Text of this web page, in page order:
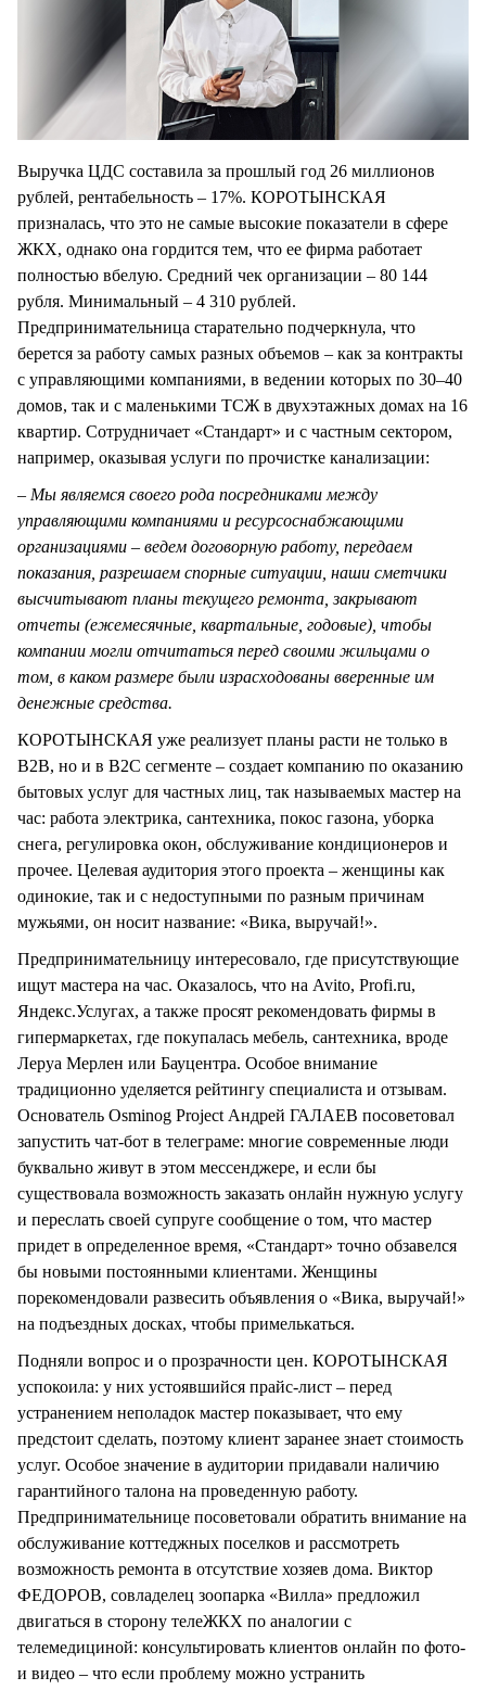
Выручка ЦДС составила за прошлый год 26 миллионов
рублей, рентабельность – 17%. КОРОТЫНСКАЯ
призналась, что это не самые высокие показатели в сфере
ЖКХ, однако она гордится тем, что ее фирма работает
полностью вбелую. Средний чек организации – 80 144
рубля. Минимальный – 4 310 рублей.
Предпринимательница старательно подчеркнула, что
берется за работу самых разных объемов – как за контракты
с управляющими компаниями, в ведении которых по 30–40
домов, так и с маленькими ТСЖ в двухэтажных домах на 16
квартир. Сотрудничает «Стандарт» и с частным сектором,
например, оказывая услуги по прочистке канализации:
– Мы являемся своего рода посредниками между
управляющими компаниями и ресурсоснабжающими
организациями – ведем договорную работу, передаем
показания, разрешаем спорные ситуации, наши сметчики
высчитывают планы текущего ремонта, закрывают
отчеты (ежемесячные, квартальные, годовые), чтобы
компании могли отчитаться перед своими жильцами о
том, в каком размере были израсходованы вверенные им
денежные средства.
КОРОТЫНСКАЯ уже реализует планы расти не только в
B2B, но и в B2C сегменте – создает компанию по оказанию
бытовых услуг для частных лиц, так называемых мастер на
час: работа электрика, сантехника, покос газона, уборка
снега, регулировка окон, обслуживание кондиционеров и
прочее. Целевая аудитория этого проекта – женщины как
одинокие, так и с недоступными по разным причинам
мужьями, он носит название: «Вика, выручай!».
Предпринимательницу интересовало, где присутствующие
ищут мастера на час. Оказалось, что на Avito, Profi.ru,
Яндекс.Услугах, а также просят рекомендовать фирмы в
гипермаркетах, где покупалась мебель, сантехника, вроде
Леруа Мерлен или Бауцентра. Особое внимание
традиционно уделяется рейтингу специалиста и отзывам.
Основатель Osminog Project Андрей ГАЛАЕВ посоветовал
запустить чат-бот в телеграме: многие современные люди
буквально живут в этом мессенджере, и если бы
существовала возможность заказать онлайн нужную услугу
и переслать своей супруге сообщение о том, что мастер
придет в определенное время, «Стандарт» точно обзавелся
бы новыми постоянными клиентами. Женщины
порекомендовали развесить объявления о «Вика, выручай!»
на подъездных досках, чтобы примелькаться.
Подняли вопрос и о прозрачности цен. КОРОТЫНСКАЯ
успокоила: у них устоявшийся прайс-лист – перед
устранением неполадок мастер показывает, что ему
предстоит сделать, поэтому клиент заранее знает стоимость
услуг. Особое значение в аудитории придавали наличию
гарантийного талона на проведенную работу.
Предпринимательнице посоветовали обратить внимание на
обслуживание коттеджных поселков и рассмотреть
возможность ремонта в отсутствие хозяев дома. Виктор
ФЕДОРОВ, совладелец зоопарка «Вилла» предложил
двигаться в сторону телеЖКХ по аналогии с
телемедициной: консультировать клиентов онлайн по фото-
и видео – что если проблему можно устранить